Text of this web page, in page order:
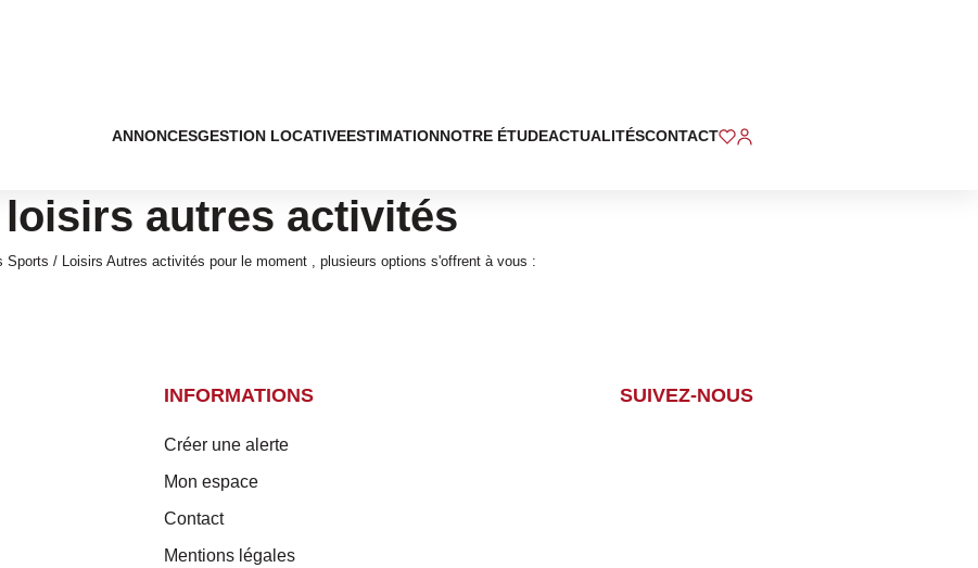
ANNONCESGESTION LOCATIVEESTIMATIONNOTRE ÉTUDEACTUALITÉSCONTACT
autres activités
/ Loisirs Autres activités pour le moment , plusieurs options s'offrent à vous :
INFORMATIONS
Créer une alerte
Mon espace
Contact
Mentions légales
SUIVEZ-NOUS